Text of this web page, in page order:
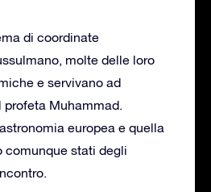
di coordinate
molte delle loro
e servivano ad
profeta Muhammad.
europea e quella
comunque stati degli